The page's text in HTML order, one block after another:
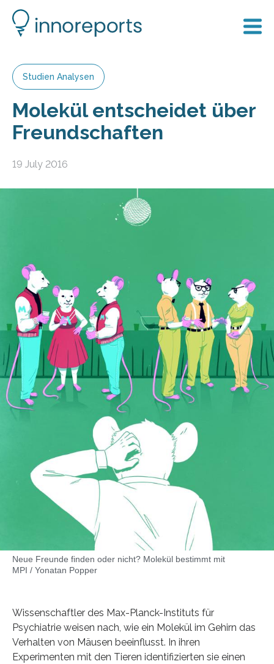
Studien Analysen
Molekül entscheidet über
Freundschaften
19 July 2016
Neue Freunde finden oder nicht? Molekül bestimmt mit
MPI / Yonatan Popper
Wissenschaftler des Max-Planck-Instituts für
Psychiatrie weisen nach, wie ein Molekül im Gehirn das
Verhalten von Mäusen beeinflusst. In ihren
Experimenten mit den Tieren identifizierten sie einen